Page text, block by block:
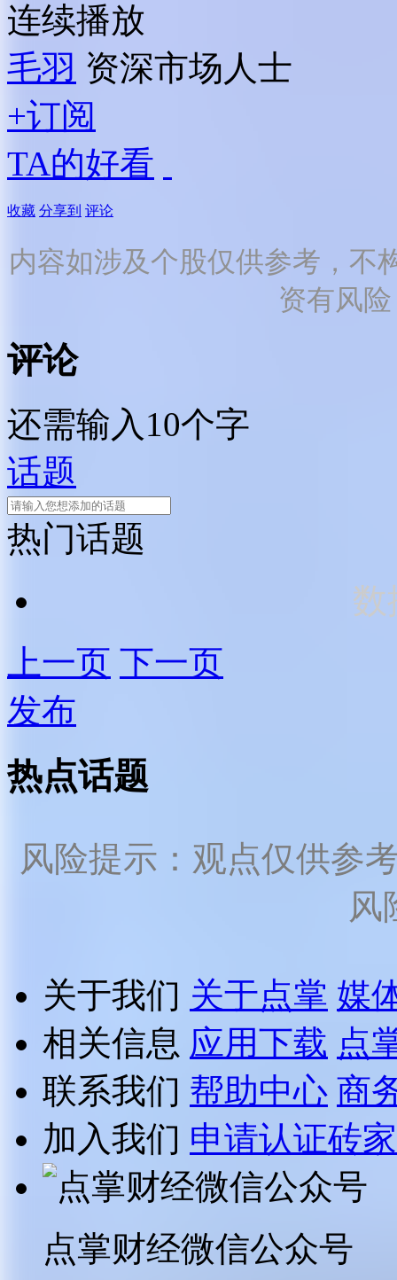
连续播放
毛羽 资深市场人士
+订阅
TA的好看
收藏 分享到 评论
内容如涉及个股仅供参考，不
资有风
评论
还需输入10个字
话题
热门话题
数
上一页 下一页
发布
热点话题
风险提示：观点仅供参
风
关于我们 关于点掌 媒
相关信息 应用下载 点
联系我们 帮助中心 商
加入我们 申请认证砖家
点掌财经微信公众号